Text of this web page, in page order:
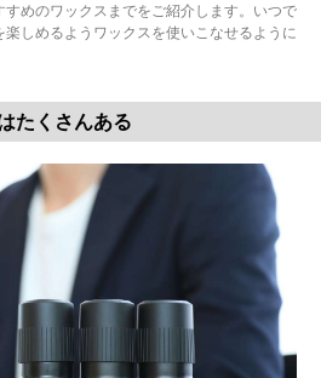
めのワックスまでをご紹介します。いつで
しめるようワックスを使いこなせるように
たくさんある